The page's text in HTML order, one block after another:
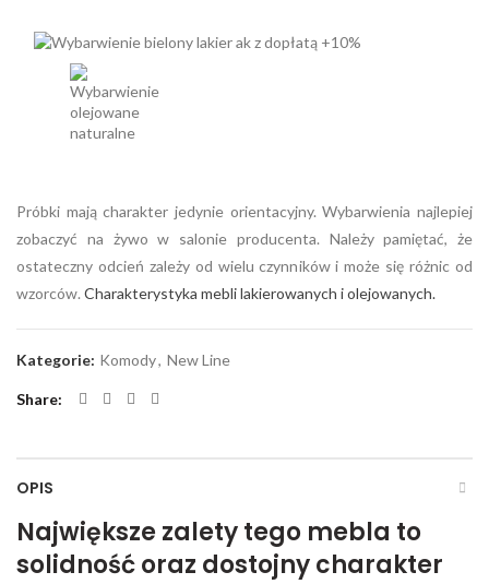
Próbki mają charakter jedynie orientacyjny. Wybarwienia najlepiej
zobaczyć na żywo w salonie producenta. Należy pamiętać, że
ostateczny odcień zależy od wielu czynników i może się różnic od
wzorców. Charakterystyka mebli lakierowanych i olejowanych.
Kategorie: Komody, New Line
Share
OPIS
Największe zalety tego mebla to
solidność oraz dostojny charakter